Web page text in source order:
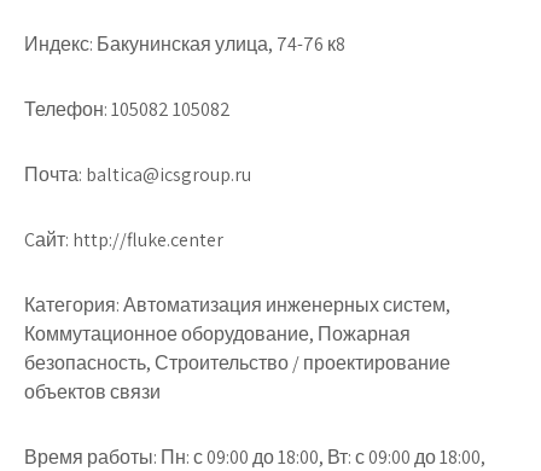
Индекс: Бакунинская улица, 74-76 к8
Телефон: 105082 105082
Почта: baltica@icsgroup.ru
Cайт: http://fluke.center
Категория: Автоматизация инженерных систем,
Коммутационное оборудование, Пожарная
безопасность, Строительство / проектирование
объектов связи
Время работы: Пн: с 09:00 до 18:00, Вт: с 09:00 до 18:00,